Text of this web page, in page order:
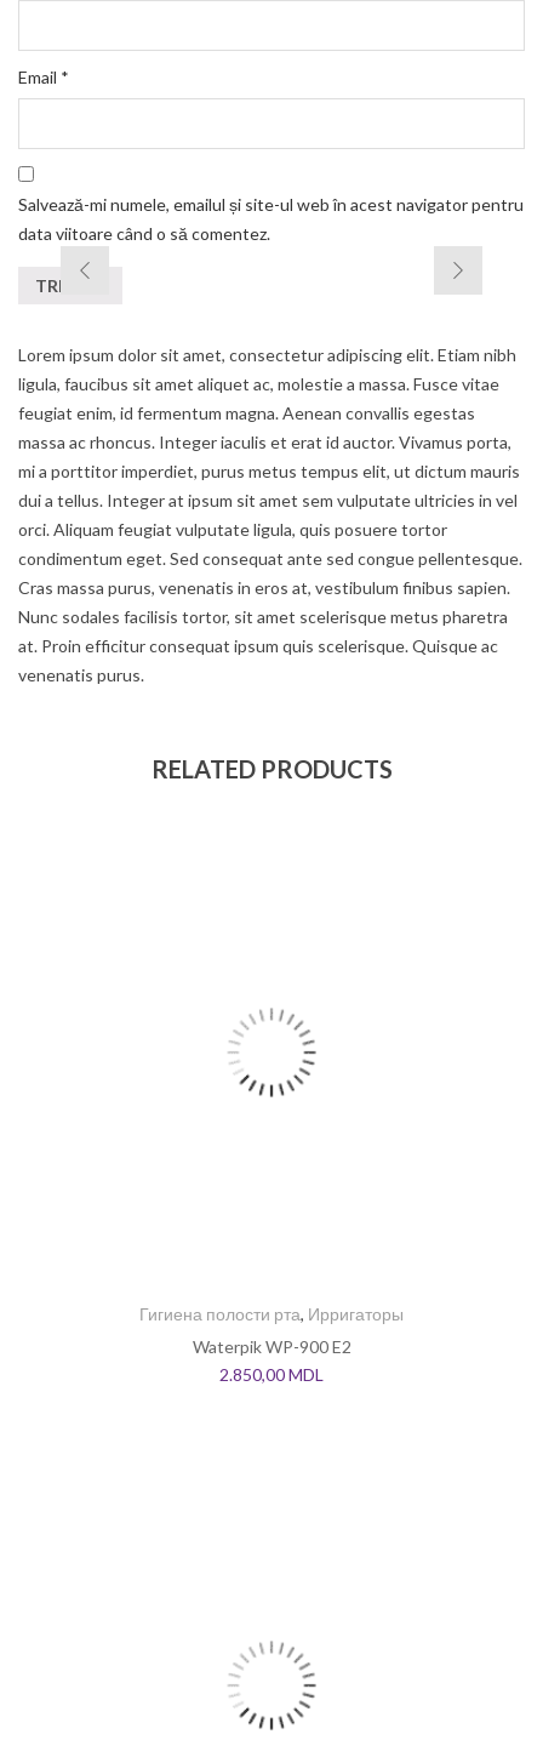
Email *
Salvează-mi numele, emailul și site-ul web în acest navigator pentru
data viitoare când o să comentez.
Lorem ipsum dolor sit amet, consectetur adipiscing elit. Etiam nibh
ligula, faucibus sit amet aliquet ac, molestie a massa. Fusce vitae
feugiat enim, id fermentum magna. Aenean convallis egestas
massa ac rhoncus. Integer iaculis et erat id auctor. Vivamus porta,
mi a porttitor imperdiet, purus metus tempus elit, ut dictum mauris
dui a tellus. Integer at ipsum sit amet sem vulputate ultricies in vel
orci. Aliquam feugiat vulputate ligula, quis posuere tortor
condimentum eget. Sed consequat ante sed congue pellentesque.
Cras massa purus, venenatis in eros at, vestibulum finibus sapien.
Nunc sodales facilisis tortor, sit amet scelerisque metus pharetra
at. Proin efficitur consequat ipsum quis scelerisque. Quisque ac
venenatis purus.
RELATED PRODUCTS
Гигиена полости рта, Ирригаторы
Waterpik WP-900 E2
2.850,00MDL